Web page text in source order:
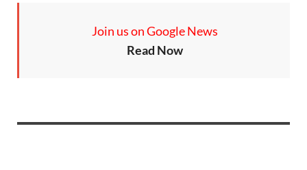
Join us on Google News
Read Now